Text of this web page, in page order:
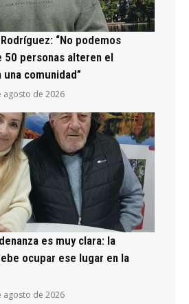
“No podemos
50 personas alteren el
comunidad”
agosto de 2026
es muy clara: la
ocupar ese lugar en la
agosto de 2026